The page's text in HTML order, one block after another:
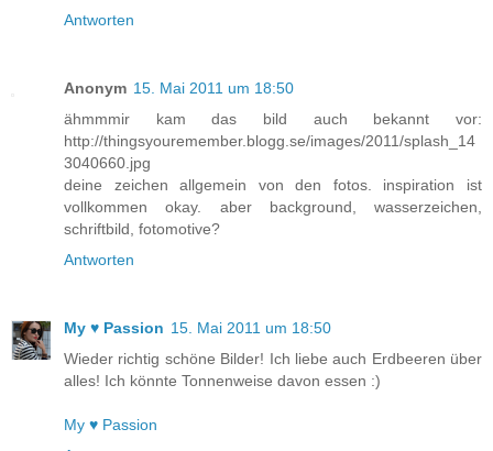
Antworten
Anonym 15. Mai 2011 um 18:50
ähmmmir kam das bild auch bekannt vor:
http://thingsyouremember.blogg.se/images/2011/splash_14
3040660.jpg
deine zeichen allgemein von den fotos. inspiration ist
vollkommen okay. aber background, wasserzeichen,
schriftbild, fotomotive?
Antworten
My ♥ Passion 15. Mai 2011 um 18:50
Wieder richtig schöne Bilder! Ich liebe auch Erdbeeren über
alles! Ich könnte Tonnenweise davon essen :)
My ♥ Passion